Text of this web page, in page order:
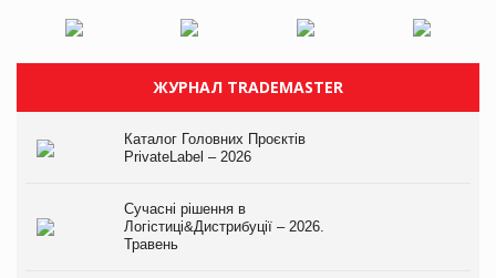
ЖУРНАЛ TRADEMASTER
Каталог Головних Проєктів
PrivateLabel – 2026
Сучасні рішення в
Логістиці&Дистрибуції – 2026.
Травень